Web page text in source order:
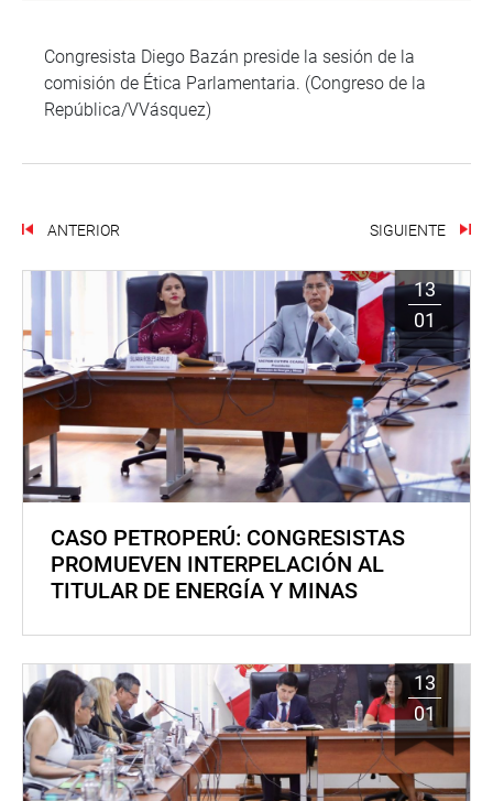
Congresista Diego Bazán preside la sesión de la
comisión de Ética Parlamentaria. (Congreso de la
República/VVásquez)
ANTERIOR SIGUIENTE
13
01
CASO PETROPERÚ: CONGRESISTAS
PROMUEVEN INTERPELACIÓN AL
TITULAR DE ENERGÍA Y MINAS
13
01